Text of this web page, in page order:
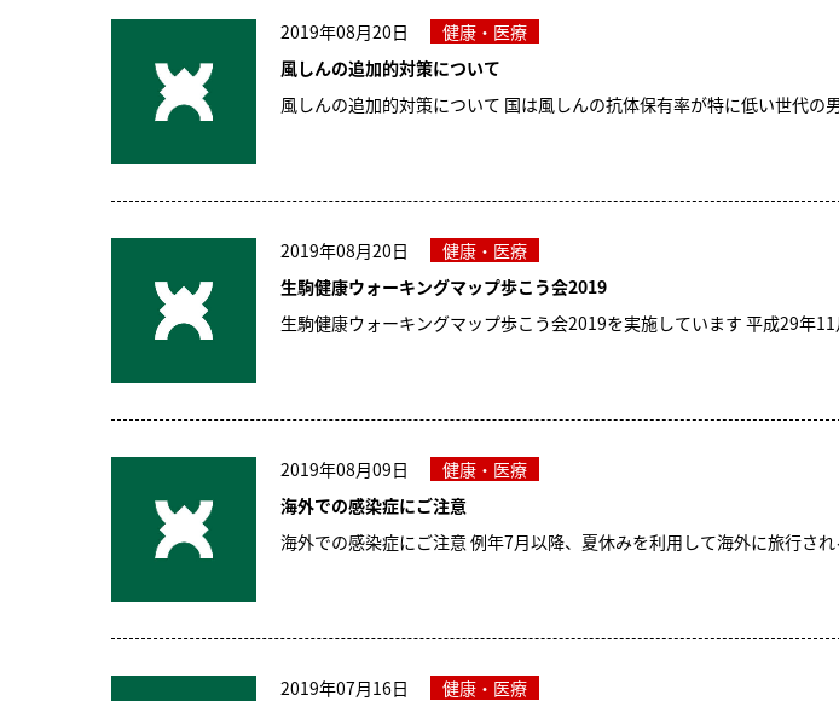
2019年08月20日
健康・医療
風しんの追加的対策について
風しんの追加的対策について 国は風しんの抗体保有率が特に低い世代の
2019年08月20日
健康・医療
生駒健康ウォーキングマップ歩こう会2019
生駒健康ウォーキングマップ歩こう会2019を実施しています 平成29年11
2019年08月09日
健康・医療
海外での感染症にご注意
海外での感染症にご注意 例年7月以降、夏休みを利用して海外に旅行され
2019年07月16日
健康・医療